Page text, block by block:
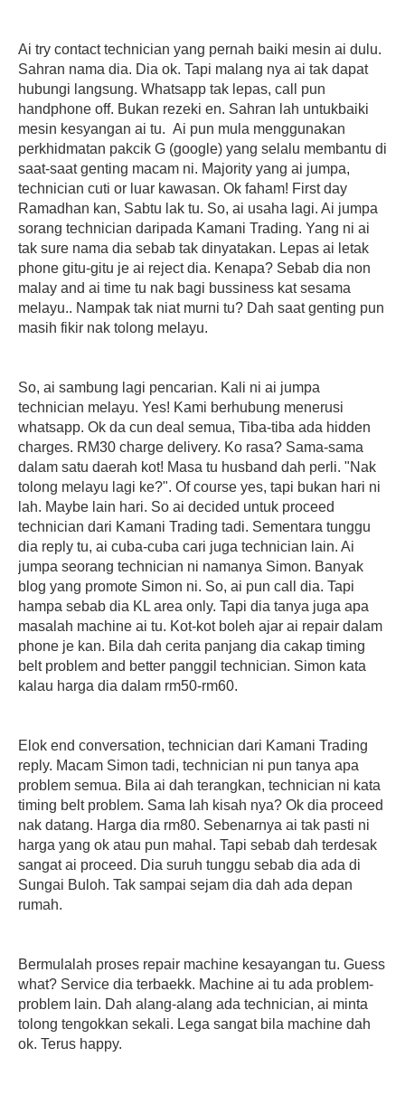
Ai try contact technician yang pernah baiki mesin ai dulu.
Sahran nama dia. Dia ok. Tapi malang nya ai tak dapat
hubungi langsung. Whatsapp tak lepas, call pun
handphone off. Bukan rezeki en. Sahran lah untukbaiki
mesin kesyangan ai tu. Ai pun mula menggunakan
perkhidmatan pakcik G (google) yang selalu membantu di
saat-saat genting macam ni. Majority yang ai jumpa,
technician cuti or luar kawasan. Ok faham! First day
Ramadhan kan, Sabtu lak tu. So, ai usaha lagi. Ai jumpa
sorang technician daripada Kamani Trading. Yang ni ai
tak sure nama dia sebab tak dinyatakan. Lepas ai letak
phone gitu-gitu je ai reject dia. Kenapa? Sebab dia non
malay and ai time tu nak bagi bussiness kat sesama
melayu.. Nampak tak niat murni tu? Dah saat genting pun
masih fikir nak tolong melayu.
So, ai sambung lagi pencarian. Kali ni ai jumpa
technician melayu. Yes! Kami berhubung menerusi
whatsapp. Ok da cun deal semua, Tiba-tiba ada hidden
charges. RM30 charge delivery. Ko rasa? Sama-sama
dalam satu daerah kot! Masa tu husband dah perli. "Nak
tolong melayu lagi ke?". Of course yes, tapi bukan hari ni
lah. Maybe lain hari. So ai decided untuk proceed
technician dari Kamani Trading tadi. Sementara tunggu
dia reply tu, ai cuba-cuba cari juga technician lain. Ai
jumpa seorang technician ni namanya Simon. Banyak
blog yang promote Simon ni. So, ai pun call dia. Tapi
hampa sebab dia KL area only. Tapi dia tanya juga apa
masalah machine ai tu. Kot-kot boleh ajar ai repair dalam
phone je kan. Bila dah cerita panjang dia cakap timing
belt problem and better panggil technician. Simon kata
kalau harga dia dalam rm50-rm60.
Elok end conversation, technician dari Kamani Trading
reply. Macam Simon tadi, technician ni pun tanya apa
problem semua. Bila ai dah terangkan, technician ni kata
timing belt problem. Sama lah kisah nya? Ok dia proceed
nak datang. Harga dia rm80. Sebenarnya ai tak pasti ni
harga yang ok atau pun mahal. Tapi sebab dah terdesak
sangat ai proceed. Dia suruh tunggu sebab dia ada di
Sungai Buloh. Tak sampai sejam dia dah ada depan
rumah.
Bermulalah proses repair machine kesayangan tu. Guess
what? Service dia terbaekk. Machine ai tu ada problem-
problem lain. Dah alang-alang ada technician, ai minta
tolong tengokkan sekali. Lega sangat bila machine dah
ok. Terus happy.